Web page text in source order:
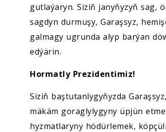
Ylym
gutlaýaryn. Siziň janyňyzyň sag,
sagdyn durmuşy, Garaşsyz,
galmagy ugrunda alyp barýan
edýärin.
Hormatly Prezidentimiz!
Siziň baştutanlygyňyzda
mäkäm goraglylygyny üpjün
hyzmatlaryny hödürlemek,